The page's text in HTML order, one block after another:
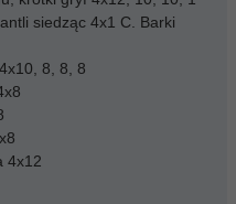
siedząc 4x1 C. Barki
8, 8, 8
4x12